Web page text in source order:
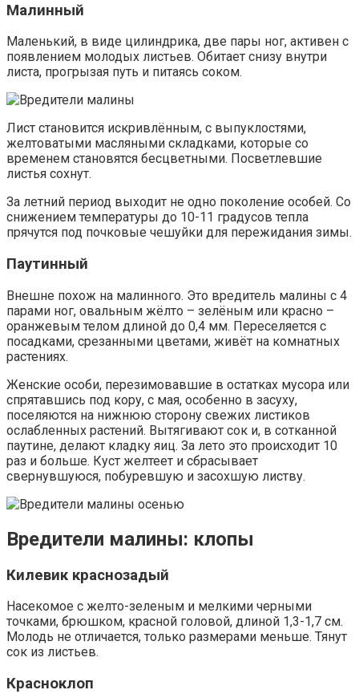
Малинный
Маленький, в виде цилиндрика, две пары ног, активен с
появлением молодых листьев. Обитает снизу внутри
листа, прогрызая путь и питаясь соком.
Лист становится искривлённым, с выпуклостями,
желтоватыми масляными складками, которые со
временем становятся бесцветными. Посветлевшие
листья сохнут.
За летний период выходит не одно поколение особей. Со
снижением температуры до 10-11 градусов тепла
прячутся под почковые чешуйки для пережидания зимы.
Паутинный
Внешне похож на малинного. Это вредитель малины с 4
парами ног, овальным жёлто – зелёным или красно –
оранжевым телом длиной до 0,4 мм. Переселяется с
посадками, срезанными цветами, живёт на комнатных
растениях.
Женские особи, перезимовавшие в остатках мусора или
спрятавшись под кору, с мая, особенно в засуху,
поселяются на нижнюю сторону свежих листиков
ослабленных растений. Вытягивают сок и, в сотканной
паутине, делают кладку яиц. За лето это происходит 10
раз и больше. Куст желтеет и сбрасывает
свернувшуюся, побуревшую и засохшую листву.
Вредители малины: клопы
Килевик краснозадый
Насекомое с желто-зеленым и мелкими черными
точками, брюшком, красной головой, длиной 1,3-1,7 см.
Молодь не отличается, только размерами меньше. Тянут
сок из листьев.
Красноклоп